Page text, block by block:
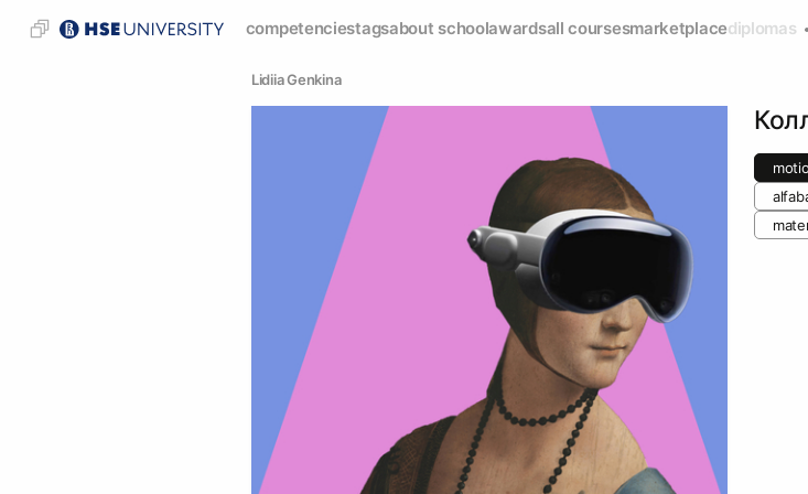
competenciestagsabout schoolawardsall coursesmarketplacediplomas
Lidiia Genkina